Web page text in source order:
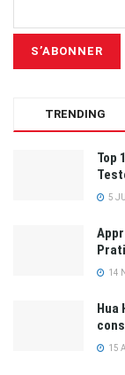
TRENDING
Top
5
14
Hua
15